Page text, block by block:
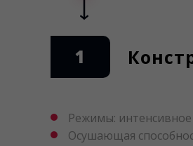
1
Режимы: интенсивное
Осушающая